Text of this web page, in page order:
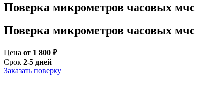
Поверка микрометров часовых мчс
Поверка микрометров часовых мчс
Цена от 1 800 ₽
Срок 2-5 дней
Заказать поверку